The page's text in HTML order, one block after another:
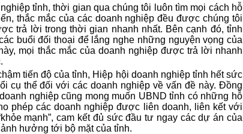
tỉnh, thời gian qua chúng tôi luôn tìm mọi cách hỗ
thắc mắc của các doanh nghiệp đều được chúng tôi
trả lời trong thời gian nhanh nhất. Bên cạnh đó, tỉnh
buổi đối thoại để lắng nghe những nguyện vọng của
mọi thắc mắc của doanh nghiệp được trả lời nhanh
tiến độ của tỉnh, Hiệp hội doanh nghiệp tỉnh hết sức
cụ thể đối với các doanh nghiệp về vấn đề này. Đồng
nghiệp cũng mong muốn UBND tỉnh có những hỗ
phép các doanh nghiệp được liên doanh, liên kết với
mạnh”, cam kết đủ sức đầu tư ngay các dự án của
hưởng tới bộ mặt của tỉnh.